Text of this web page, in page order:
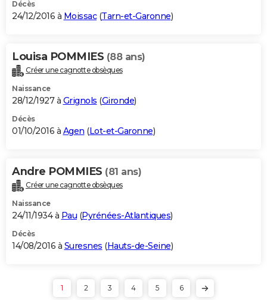
Décès
24/12/2016 à Moissac(Tarn-et-Garonne)
Louisa POMMIES (88 ans)
Créer une cagnotte obsèques
Naissance
28/12/1927 à Grignols (Gironde)
Décès
01/10/2016 à Agen (Lot-et-Garonne)
Andre POMMIES (81 ans)
Créer une cagnotte obsèques
Naissance
24/11/1934 à Pau (Pyrénées-Atlantiques)
Décès
14/08/2016 à Suresnes (Hauts-de-Seine)
1 2 3 4 5 6